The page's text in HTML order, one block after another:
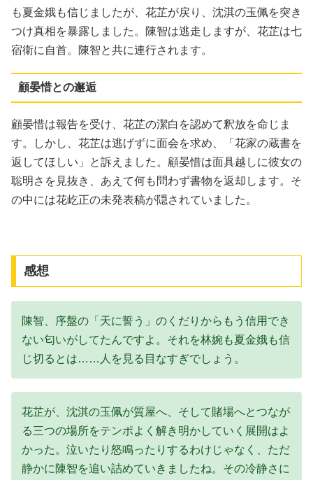
も夏金娥も信じましたが、花芷が戻り、沈淇の玉佩を突き
つけ真相を暴露しました。陳智は逃走しますが、花芷は七
宿衛に自首。陳智と共に連行されます。
顧晏惜との邂逅
顧晏惜は報告を受け、花芷の潔白を認めて釈放を命じま
す。しかし、花芷は逃げずに面会を求め、「花家の蔵書を
返してほしい」と訴えました。顧晏惜は面具越しに彼女の
聡明さを見抜き、あえて何も問わず書物を返却します。そ
の中には花屹正の未発表稿が隠されていました。
感想
陳智、序盤の「天に誓う」のくだりからもう信用でき
ない匂いがしてたんですよ。それを林婉も夏金娥も信
じ切るとは……人を見る目なすぎでしょう。
花芷が、沈淇の玉佩が質屋へ、そして賭場へとつなが
る三つの場所をテンポよく解き明かしていく展開はよ
かった。泣いたり怒鳴ったりするわけじゃなく、ただ
静かに陳智を追い詰めていきましたね。その冷静さに